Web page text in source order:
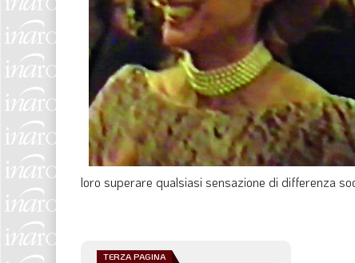
loro superare qualsiasi sensazione di differenza
TERZA PAGINA